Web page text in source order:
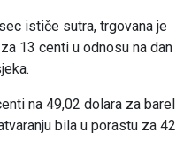
ističe sutra, trgovana je
13 centi u odnosu na dan
na 49,02 dolara za barel
bila u porastu za 42